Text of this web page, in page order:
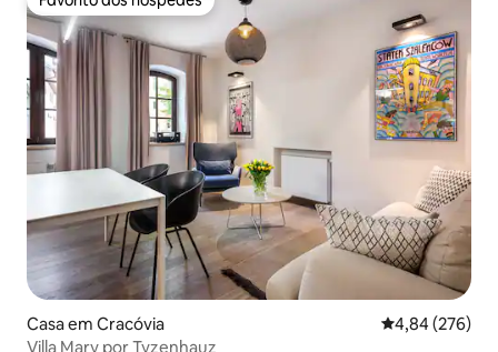
Favorito dos hóspedes
Casa em Cracóvia Classificação
4,84 (276)
Villa Mary por Tyzenhauz